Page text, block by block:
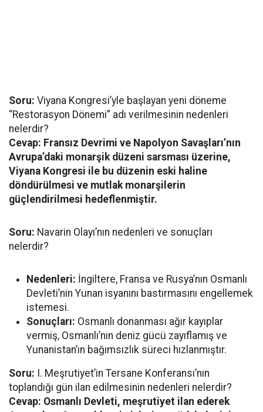
Soru: Viyana Kongresi’yle başlayan yeni döneme
“Restorasyon Dönemi” adı verilmesinin nedenleri
nelerdir?
Cevap: Fransız Devrimi ve Napolyon Savaşları’nın
Avrupa’daki monarşik düzeni sarsması üzerine,
Viyana Kongresi ile bu düzenin eski haline
döndürülmesi ve mutlak monarşilerin
güçlendirilmesi hedeflenmiştir.
Soru: Navarin Olayı’nın nedenleri ve sonuçları
nelerdir?
Nedenleri: İngiltere, Fransa ve Rusya’nın Osmanlı
Devleti’nin Yunan isyanını bastırmasını engellemek
istemesi.
Sonuçları: Osmanlı donanması ağır kayıplar
vermiş, Osmanlı’nın deniz gücü zayıflamış ve
Yunanistan’ın bağımsızlık süreci hızlanmıştır.
Soru: I. Meşrutiyet’in Tersane Konferansı’nın
toplandığı gün ilan edilmesinin nedenleri nelerdir?
Cevap: Osmanlı Devleti, meşrutiyet ilan ederek